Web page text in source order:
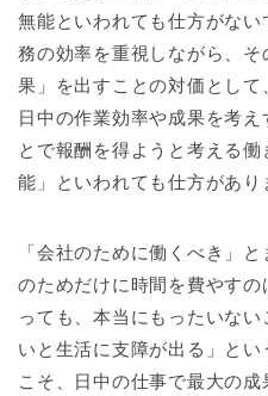
無能といわれても仕方がな
務の効率を重視しながら、
果」を出すことの対価として
日中の作業効率や成果を考
とで報酬を得ようと考える
能」といわれても仕方があり
「会社のために働くべき」
のためだけに時間を費やす
っても、本当にもったいな
いと生活に支障が出る」と
こそ、日中の仕事で最大の